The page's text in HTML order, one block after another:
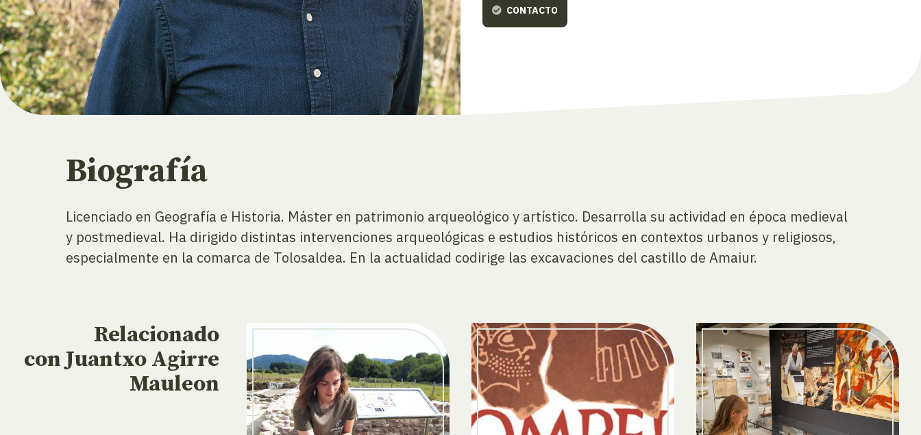
CONTACTO
Biografía
Licenciado en Geografía e Historia. Máster en patrimonio arqueológico y artístico. Desarrolla su actividad en época medieval
y postmedieval. Ha dirigido distintas intervenciones arqueológicas e estudios históricos en contextos urbanos y religiosos,
especialmente en la comarca de Tolosaldea. En la actualidad codirige las excavaciones del castillo de Amaiur.
Relacionado
con Juantxo Agirre
Mauleon